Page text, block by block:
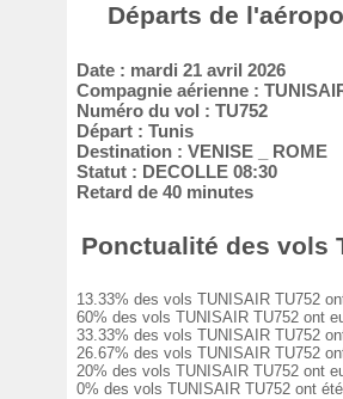
Départs de
Date : mardi 21 avril 2026
Compagnie aérienne :
Numéro du vol : TU752
Départ : Tunis
Destination : VENISE _ ROME
Statut : DECOLLE 08:30
Retard de 40 minutes
Ponctualité des vols
13.33% des vols TUNISAIR TU752
60% des vols TUNISAIR TU752 ont
33.33% des vols TUNISAIR TU752
26.67% des vols TUNISAIR TU752
20% des vols TUNISAIR TU752 ont
0% des vols TUNISAIR TU752 ont